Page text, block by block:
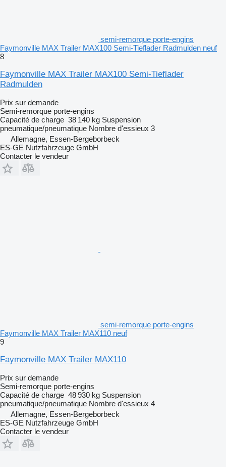
semi-remorque porte-engins
Faymonville MAX Trailer MAX100 Semi-Tieflader Radmulden neuf
8
Faymonville MAX Trailer MAX100 Semi-Tieflader
Radmulden
Prix sur demande
Semi-remorque porte-engins
Capacité de charge 38 140 kg Suspension
pneumatique/pneumatique Nombre d'essieux 3
Allemagne, Essen-Bergeborbeck
ES-GE Nutzfahrzeuge GmbH
Contacter le vendeur
semi-remorque porte-engins
Faymonville MAX Trailer MAX110 neuf
9
Faymonville MAX Trailer MAX110
Prix sur demande
Semi-remorque porte-engins
Capacité de charge 48 930 kg Suspension
pneumatique/pneumatique Nombre d'essieux 4
Allemagne, Essen-Bergeborbeck
ES-GE Nutzfahrzeuge GmbH
Contacter le vendeur